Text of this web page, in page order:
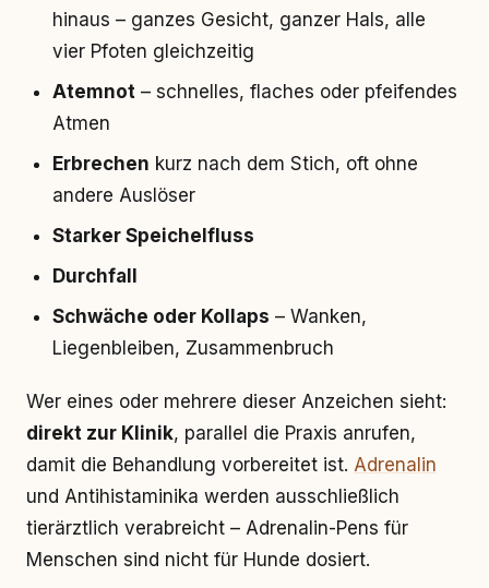
hinaus – ganzes Gesicht, ganzer Hals, alle
vier Pfoten gleichzeitig
Atemnot – schnelles, flaches oder pfeifendes
Atmen
Erbrechen kurz nach dem Stich, oft ohne
andere Auslöser
Starker Speichelfluss
Durchfall
Schwäche oder Kollaps – Wanken,
Liegenbleiben, Zusammenbruch
Wer eines oder mehrere dieser Anzeichen sieht:
direkt zur Klinik, parallel die Praxis anrufen,
damit die Behandlung vorbereitet ist. Adrenalin
und Antihistaminika werden ausschließlich
tierärztlich verabreicht – Adrenalin-Pens für
Menschen sind nicht für Hunde dosiert.